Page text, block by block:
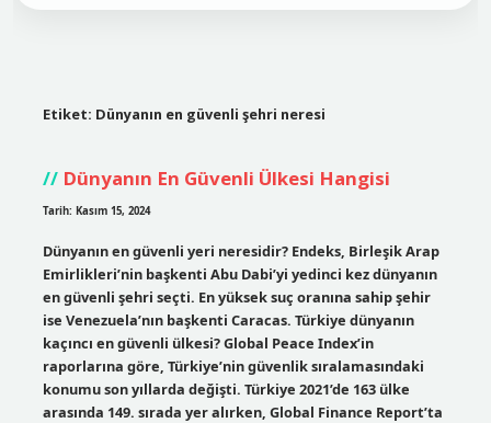
Etiket: Dünyanın en güvenli şehri neresi
Dünyanın En Güvenli Ülkesi Hangisi
Tarih: Kasım 15, 2024
Dünyanın en güvenli yeri neresidir? Endeks, Birleşik Arap
Emirlikleri’nin başkenti Abu Dabi’yi yedinci kez dünyanın
en güvenli şehri seçti. En yüksek suç oranına sahip şehir
ise Venezuela’nın başkenti Caracas. Türkiye dünyanın
kaçıncı en güvenli ülkesi? Global Peace Index’in
raporlarına göre, Türkiye’nin güvenlik sıralamasındaki
konumu son yıllarda değişti. Türkiye 2021’de 163 ülke
arasında 149. sırada yer alırken, Global Finance Report’ta